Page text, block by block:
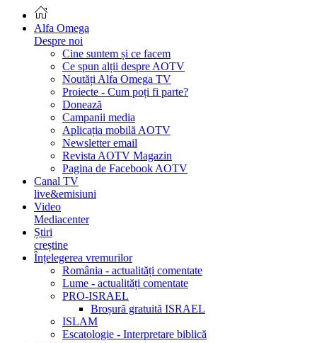
Alfa Omega
Despre noi
Cine suntem și ce facem
Ce spun alții despre AOTV
Noutăți Alfa Omega TV
Proiecte - Cum poți fi parte?
Donează
Campanii media
Aplicația mobilă AOTV
Newsletter email
Revista AOTV Magazin
Pagina de Facebook AOTV
Canal TV
live&emisiuni
Video
Mediacenter
Știri
creștine
Înțelegerea vremurilor
România - actualități comentate
Lume - actualități comentate
PRO-ISRAEL
Broșură gratuită ISRAEL
ISLAM
Escatologie - Interpretare biblică